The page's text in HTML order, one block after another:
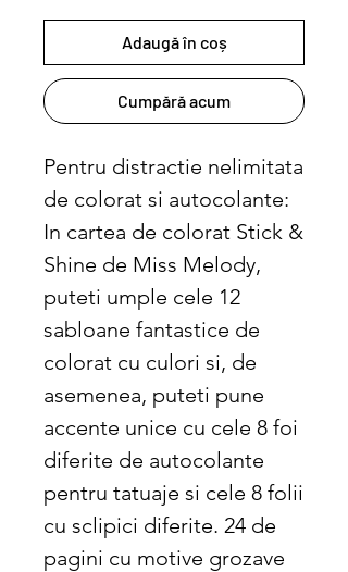
Adaugă în coș
Cumpără acum
Pentru distractie nelimitata
de colorat si autocolante:
In cartea de colorat Stick &
Shine de Miss Melody,
puteti umple cele 12
sabloane fantastice de
colorat cu culori si, de
asemenea, puteti pune
accente unice cu cele 8 foi
diferite de autocolante
pentru tatuaje si cele 8 folii
cu sclipici diferite. 24 de
pagini cu motive grozave